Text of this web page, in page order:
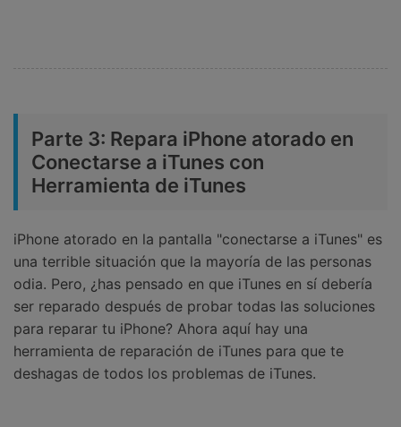
Parte 3: Repara iPhone atorado en
Conectarse a iTunes con
Herramienta de iTunes
iPhone atorado en la pantalla "conectarse a iTunes" es
una terrible situación que la mayoría de las personas
odia. Pero, ¿has pensado en que iTunes en sí debería
ser reparado después de probar todas las soluciones
para reparar tu iPhone? Ahora aquí hay una
herramienta de reparación de iTunes para que te
deshagas de todos los problemas de iTunes.